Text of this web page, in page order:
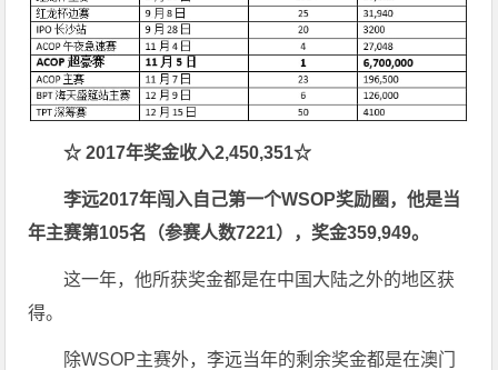
☆ 2017年奖金收入2,450,351☆
李远2017年闯入自己第一个WSOP奖励圈，他是当
年主赛第105名（参赛人数7221），奖金359,949。
这一年，他所获奖金都是在中国大陆之外的地区获
得。
除WSOP主赛外，李远当年的剩余奖金都是在澳门